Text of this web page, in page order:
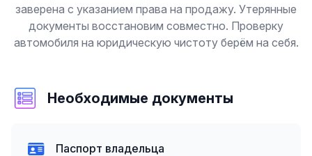
заверена с указанием права на продажу. Утерянные
документы восстановим совместно. Проверку
автомобиля на юридическую чистоту берём на себя.
Необходимые документы
Паспорт владельца